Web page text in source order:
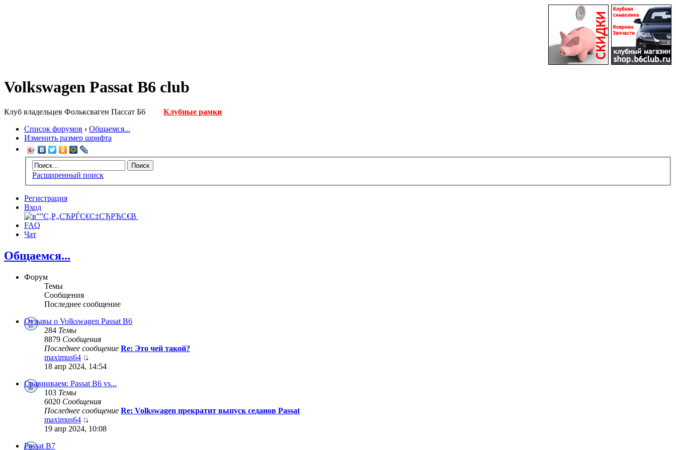
Volkswagen Passat B6 club
Клуб владельцев Фольксваген Пассат Б6
Клубные рамки
Список форумов ‹ Общаемся...
Изменить размер шрифта
Расширенный поиск
Регистрация
Вход
FAQ
Чат
Общаемся...
Форум
Темы
Сообщения
Последнее сообщение
Отзывы о Volkswagen Passat B6
284 Темы
8879 Сообщения
Последнее сообщение Re: Это чей такой?
maximus64
18 апр 2024, 14:54
Сравниваем: Passat B6 vs...
103 Темы
6020 Сообщения
Последнее сообщение Re: Volkswagen прекратит выпуск седанов Passat
maximus64
19 апр 2024, 10:08
Passat B7